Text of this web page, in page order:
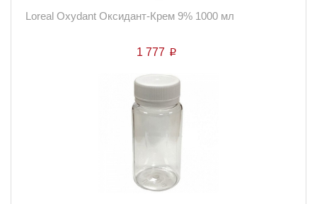
Loreal Oxydant Оксидант-Крем 9% 1000 мл
1 777 p